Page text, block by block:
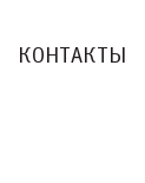
КОНТАКТЫ